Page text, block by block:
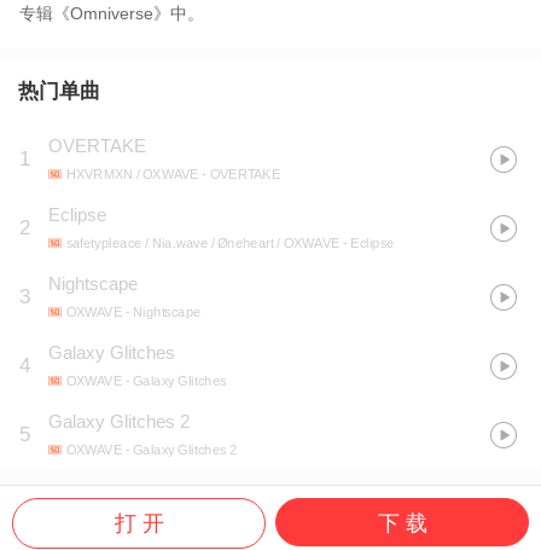
专辑《Omniverse》中。
热门单曲
1
OVERTAKE
HXVRMXN / OXWAVE - OVERTAKE
2
Eclipse
safetypleace / Nia.wave / Øneheart / OXWAVE - Eclipse
3
Nightscape
OXWAVE- Nightscape
4
Galaxy Glitches
OXWAVE- Galaxy Glitches
5
Galaxy Glitches 2
OXWAVE- Galaxy Glitches 2
打 开 下 载